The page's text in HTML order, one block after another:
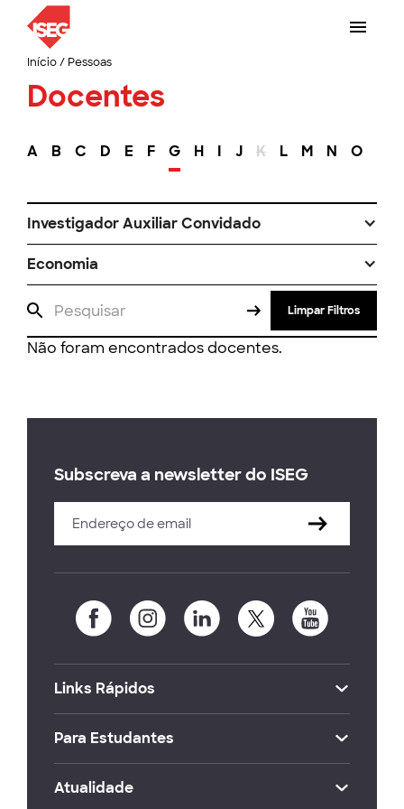
Início/ Pessoas
Docentes
A B C D E F G H I J K L M N O
Investigador Auxiliar Convidado
Economia
Limpar Filtros
Não foram encontrados docentes.
Subscreva a newsletter do ISEG
Links Rápidos
Para Estudantes
Atualidade